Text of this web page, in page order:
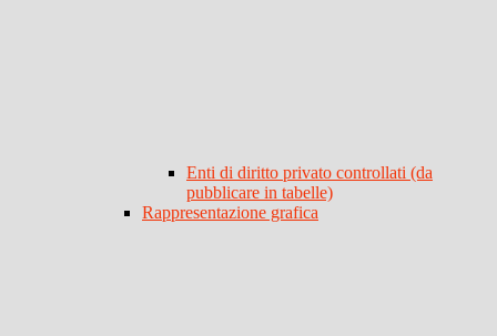
Enti di diritto privato controllati (da
pubblicare in tabelle)
Rappresentazione grafica